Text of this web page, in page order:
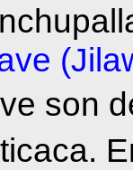
son